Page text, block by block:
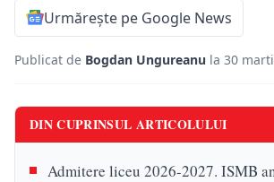
Urmărește pe Google News
Publicat de Bogdan Ungureanu la 30
DIN CUPRINSUL ARTICOLULUI
Admitere liceu 2026-2027. ISMB